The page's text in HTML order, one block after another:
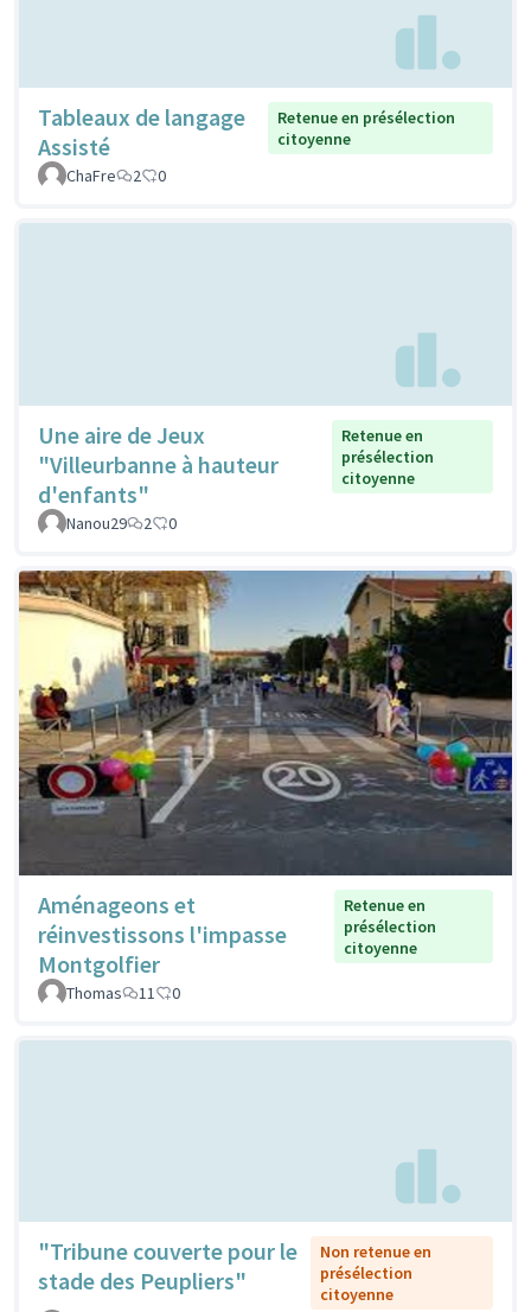
Tableaux de langage
Assisté
Retenue en présélection
citoyenne
ChaFre
2 0
Une aire de Jeux
"Villeurbanne à hauteur
d'enfants"
Retenue en
présélection
citoyenne
Nanou29 2 0
Aménageons et
réinvestissons l'impasse
Montgolfier
Retenue en
présélection
citoyenne
Thomas 11 0
"Tribune couverte pour le
stade des Peupliers"
Non retenue en
présélection
citoyenne